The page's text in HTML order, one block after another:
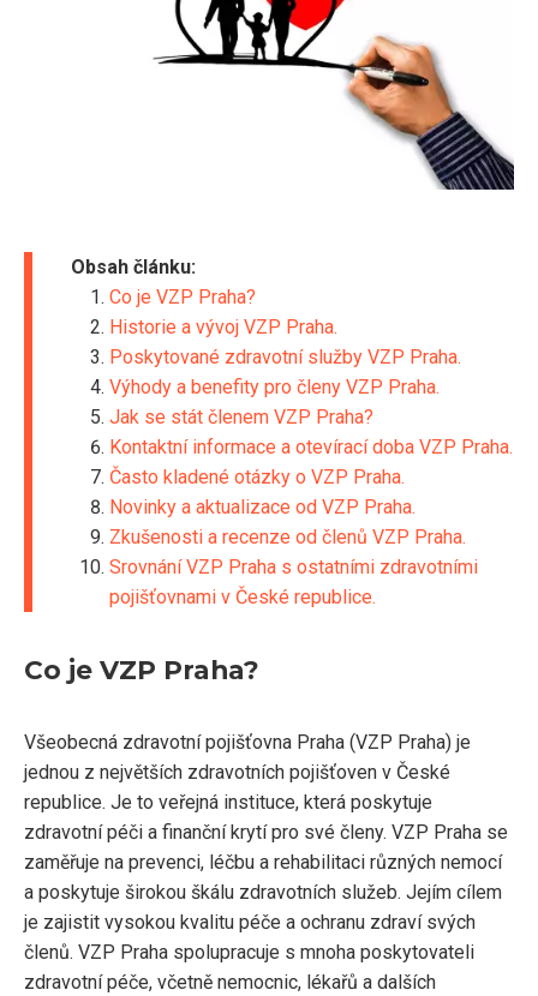
Obsah článku:
Co je VZP Praha?
Historie a vývoj VZP Praha.
Poskytované zdravotní služby VZP Praha.
Výhody a benefity pro členy VZP Praha.
Jak se stát členem VZP Praha?
Kontaktní informace a otevírací doba VZP Praha.
Často kladené otázky o VZP Praha.
Novinky a aktualizace od VZP Praha.
Zkušenosti a recenze od členů VZP Praha.
Srovnání VZP Praha s ostatními zdravotními
pojišťovnami v České republice.
Co je VZP Praha?
Všeobecná zdravotní pojišťovna Praha (VZP Praha) je
jednou z největších zdravotních pojišťoven v České
republice. Je to veřejná instituce, která poskytuje
zdravotní péči a finanční krytí pro své členy. VZP Praha se
zaměřuje na prevenci, léčbu a rehabilitaci různých nemocí
a poskytuje širokou škálu zdravotních služeb. Jejím cílem
je zajistit vysokou kvalitu péče a ochranu zdraví svých
členů. VZP Praha spolupracuje s mnoha poskytovateli
zdravotní péče, včetně nemocnic, lékařů a dalších